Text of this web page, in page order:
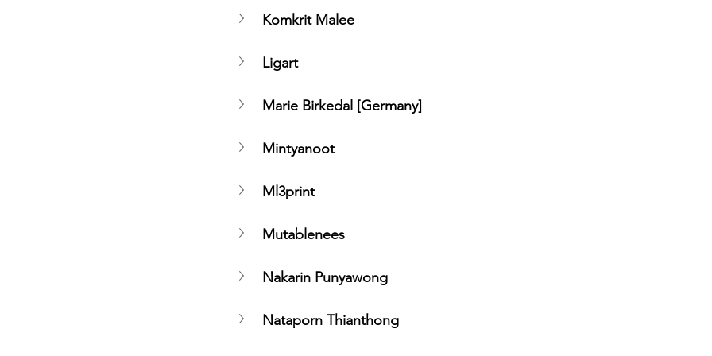
Komkrit Malee
Ligart
Marie Birkedal [Germany]
Mintyanoot
Ml3print
Mutablenees
Nakarin Punyawong
Nataporn Thianthong